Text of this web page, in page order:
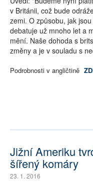
v Británii, což bude
zemi. O způsobu, jak
debatuje už mnoho let a
mění. Naše dohoda s
změny a je v souladu s
Podrobnosti v angličtině
Jižní Ameriku
šířený komáry
23. 1. 2016